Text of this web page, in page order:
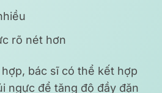
rõ nét hơn
bác sĩ có thể kết hợp
ngực để tăng độ đầy đặn